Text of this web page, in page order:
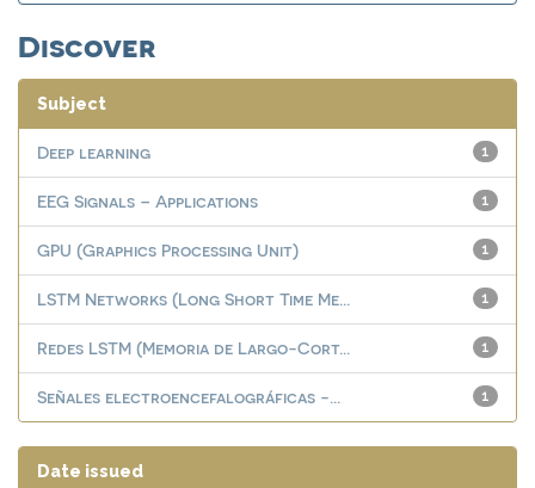
Discover
Subject
1
Deep learning
1
EEG Signals – Applications
1
GPU (Graphics Processing Unit)
1
LSTM Networks (Long Short Time Me...
1
Redes LSTM (Memoria de Largo-Cort...
1
Señales electroencefalográficas -...
Date issued